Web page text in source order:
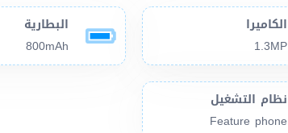
الكاميرا
1.3MP
البطارية
800mAh
نظام التشغيل
Feature phone